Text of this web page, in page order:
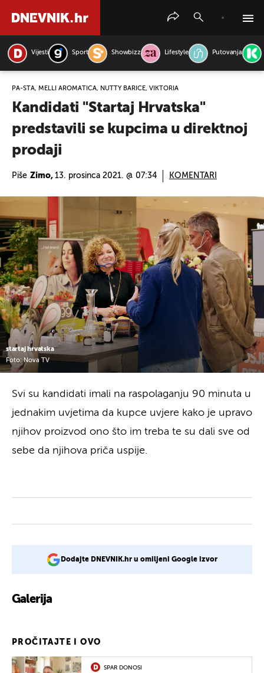
Vijesti Sport Showbizz Lifestyle Putovanja
PA-ŠTA, MELLI AROMATICA, NUTTY BARICE, VIKTORIA
Kandidati "Startaj Hrvatska"
predstavili se kupcima u direktnoj
prodaji
Piše Zimo, 13. prosinca 2021. @ 07:34 KOMENTARI
startaj hrvatska
Foto: Nova TV
Svi su kandidati imali na raspolaganju 90 minuta u
jednakim uvjetima da kupce uvjere kako je upravo
njihov proizvod ono što im treba te su dali sve od
sebe da njihova priča uspije.
Dodajte DNEVNIK.hr u omiljeni Google izvor
Galerija
PROČITAJTE I OVO
SPAR DONOSI
PRETRAŽITE VIJESTI